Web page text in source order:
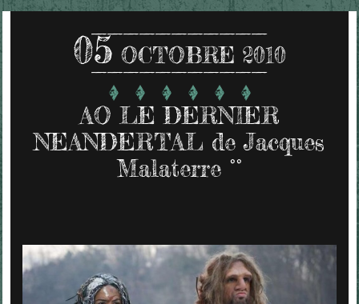
05 OCTOBRE 2010
AO LE DERNIER
NEANDERTAL de Jacques
Malaterre °°